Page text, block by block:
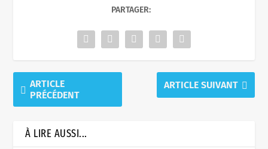
PARTAGER:
ARTICLE
PRÉCÉDENT
ARTICLE SUIVANT
À LIRE AUSSI...